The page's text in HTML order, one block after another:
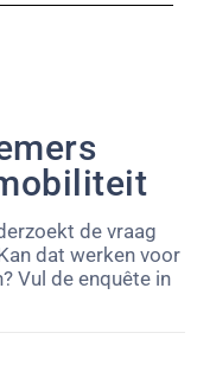
de vraag
dat werken voor
Vul de enquête in